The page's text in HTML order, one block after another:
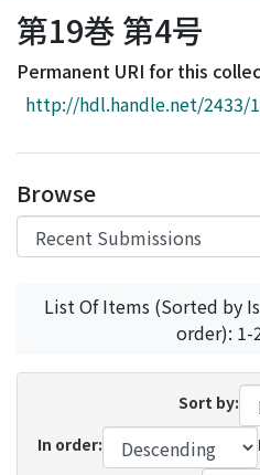
Browse
Download Ranking
Access Statistics
第19巻 第4号
Permanent URI for this
http://hdl.handle.net/2433/
Browse
List Of Items (Sorted by
order): 1-
Sort by:
In order: